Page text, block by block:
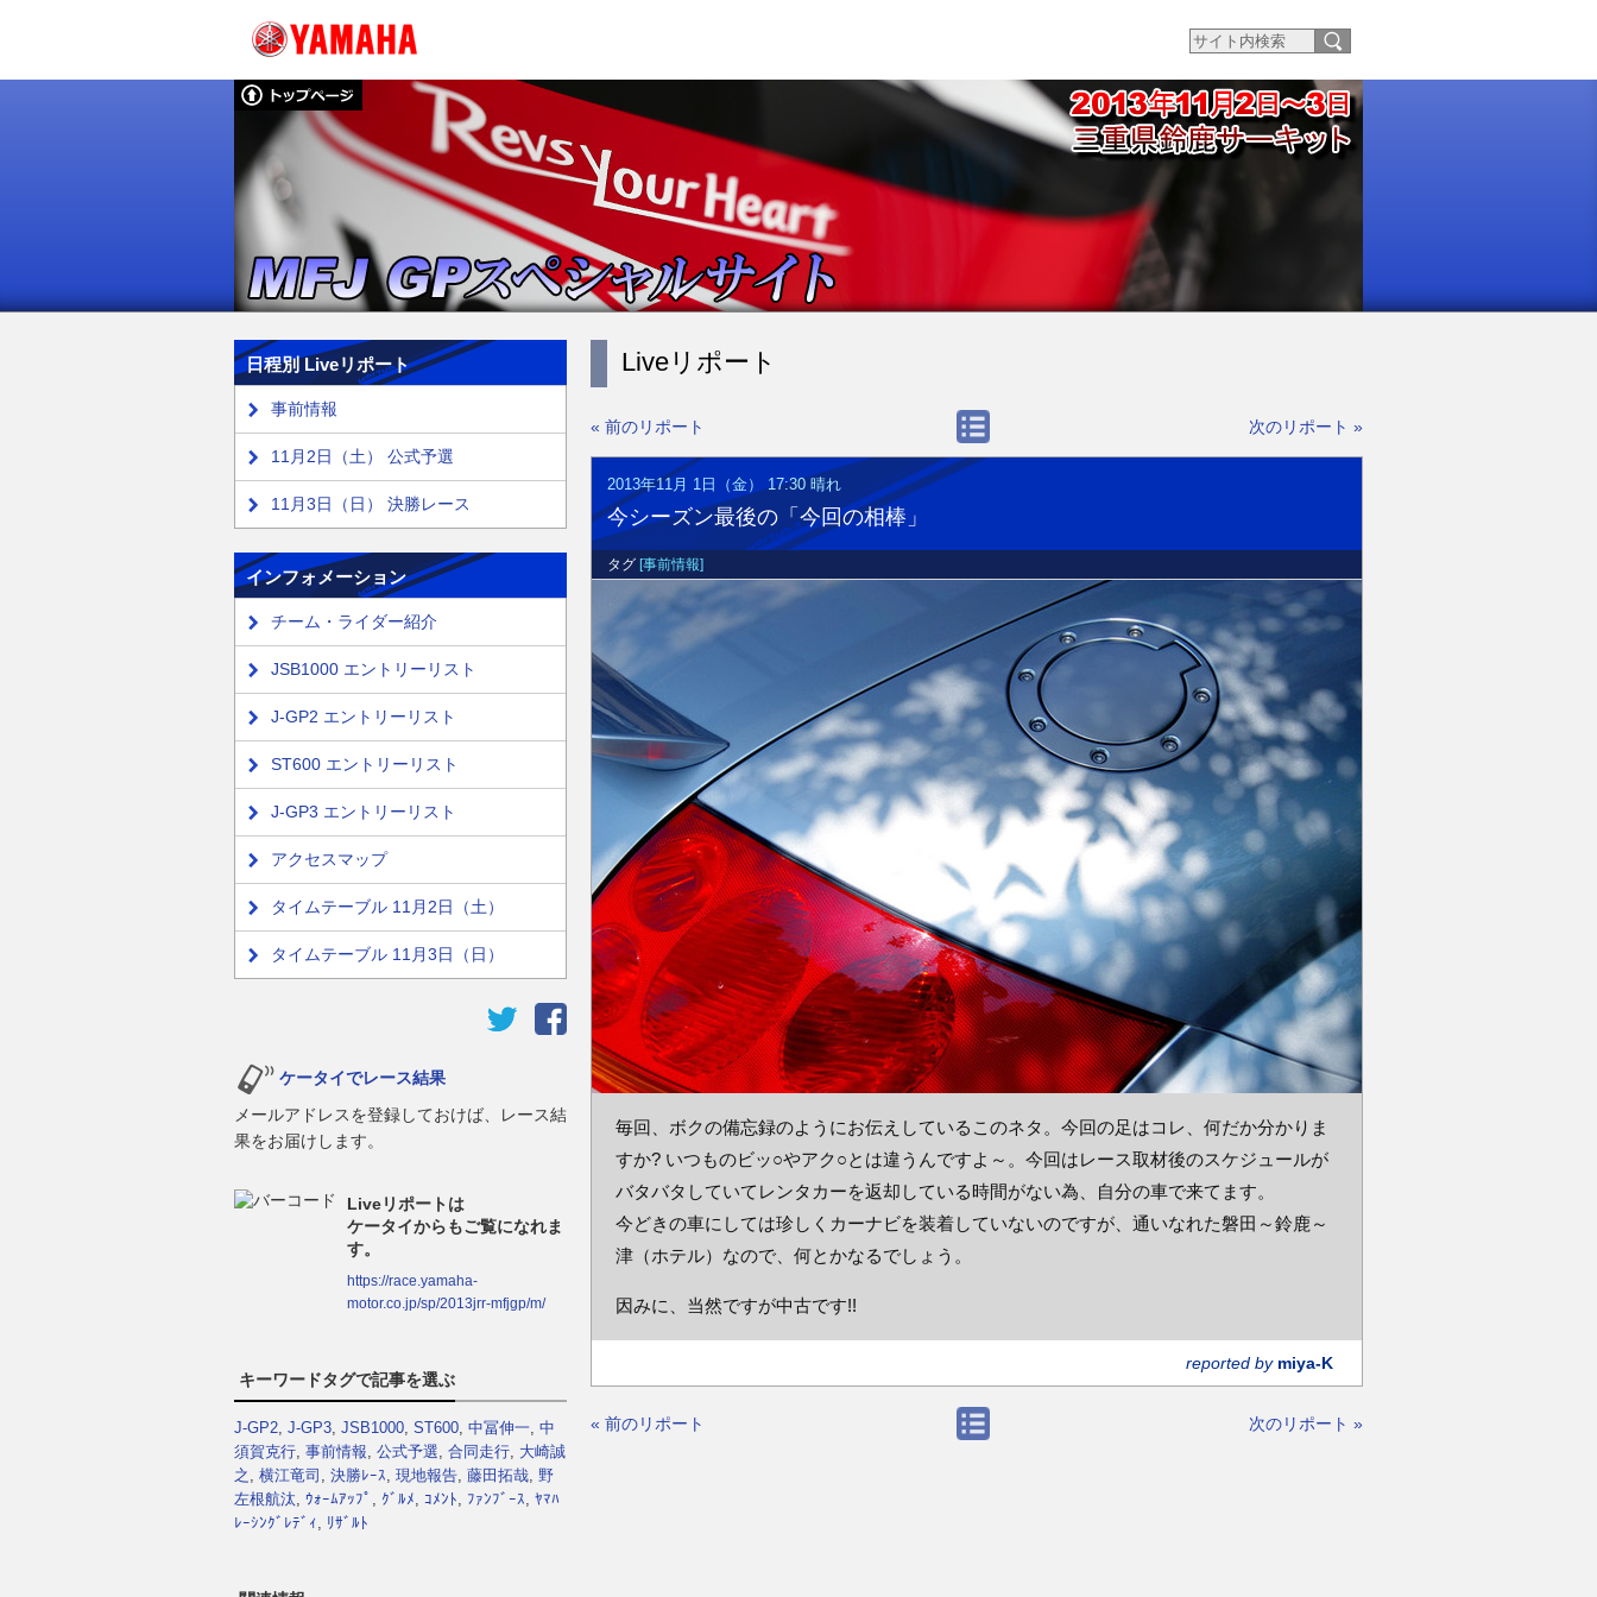
Liveリポート
« 前のリポート 次のリポート »
2013年11月 1日（金） 17:30晴れ
今シーズン最後の「今回の相棒」
タグ [事前情報]
毎回、ボクの備忘録のようにお伝えしているこのネタ。今回の足はコレ、何だか分かりま
すか? いつものビッ○やアク○とは違うんですよ～。今回はレース取材後のスケジュールが
バタバタしていてレンタカーを返却している時間がない為、自分の車で来てます。
今どきの車にしては珍しくカーナビを装着していないのですが、通いなれた磐田～鈴鹿～
津（ホテル）なので、何とかなるでしょう。
因みに、当然ですが中古です!!
reported by miya-K
« 前のリポート 次のリポート »
日程別 Liveリポート
事前情報
11月2日（土） 公式予選
11月3日（日） 決勝レース
インフォメーション
チーム・ライダー紹介
JSB1000 エントリーリスト
J-GP2 エントリーリスト
ST600 エントリーリスト
J-GP3 エントリーリスト
アクセスマップ
タイムテーブル 11月2日（土）
タイムテーブル 11月3日（日）
ケータイでレース結果
メールアドレスを登録しておけば、レース結
果をお届けします。
Liveリポートは
ケータイからもご覧になれま
す。
https://race.yamaha-
motor.co.jp/sp/2013jrr-mfjgp/m/
キーワードタグで記事を選ぶ
J-GP2, J-GP3, JSB1000, ST600, 中冨伸一, 中
須賀克行, 事前情報, 公式予選, 合同走行, 大崎誠
之 , 横江竜司 , 決勝ﾚｰｽ, 現地報告, 藤田拓哉, 野
左根航汰, ｳｫｰﾑｱｯﾌﾟ , ｸﾞﾙﾒ, ｺﾒﾝﾄ, ﾌｧﾝﾌﾞｰｽ, ﾔﾏﾊ
ﾚｰｼﾝｸﾞﾚﾃﾞｨ , ﾘｻﾞﾙﾄ